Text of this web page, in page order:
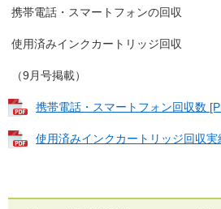
携帯電話・スマートフォン
使用済みインクカートリッジ回
（9月号掲載）
携帯電話・スマートフォン回収数
使用済みインクカートリッジ回収